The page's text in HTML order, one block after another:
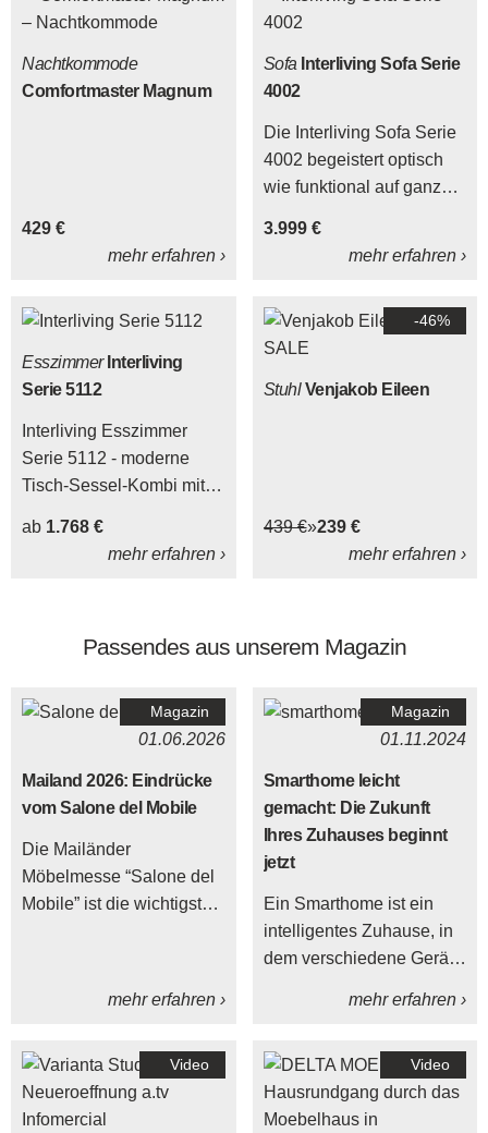
Nachtkommode
Comfortmaster Magnum
429 €
mehr erfahren ›
Sofa Interliving Sofa Serie
4002
Die Interliving Sofa Serie
4002 begeistert optisch
wie funktional auf ganzer
den Armlehnen über die
Rückenelemente bis hin
3.999 €
mehr erfahren ›
Esszimmer Interliving
Serie 5112
Interliving Esszimmer
Serie 5112 - moderne
Tisch-Sessel-Kombi mit
Esszimmerprogramm, das
Esstisch und sechs
komfortablen Sesseln
ab 1.768 €
mehr erfahren ›
-46%
StuhlVenjakob Eileen
439 € 239 €
mehr erfahren ›
Passendes aus unserem Magazin
Magazin
01.06.2026
Mailand 2026: Eindrücke
vom Salone del Mobile
Die Mailänder
Möbelmesse “Salone del
Mobile” ist die wichtigste
war live dabei und
berichtet, welche
Neuheiten und Einflüsse
mehr erfahren ›
Magazin
01.11.2024
Smarthome leicht
gemacht: Die Zukunft
Ihres Zuhauses beginnt
jetzt
Ein Smarthome ist ein
intelligentes Zuhause, in
dem verschiedene Geräte
mehr erfahren ›
Video Video